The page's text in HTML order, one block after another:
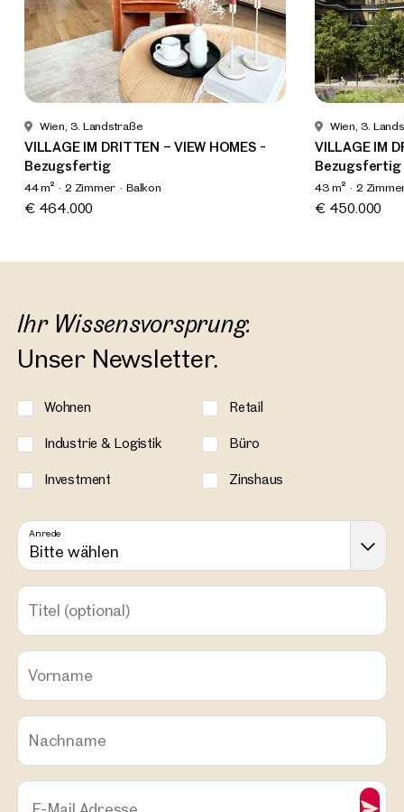
Wien, 3. Landstraße
VILLAGE IM DRITTEN – VIEW HOMES -
Bezugsfertig
44 m² 2 Zimmer
Balkon
Verfügbar Frühling 2026
€ 464.000
Wien, 3.
VILLAGE IM
Bezugsfertig
43 m²
2
Verfügbar
€ 450.000
Ihr Wissensvorsprung.
Unser Newsletter.
Wohnen Retail
Industrie & Logistik Büro
Investment Zinshaus
Anrede
Bitte wählen
Titel (optional)
Vorname
Nachname